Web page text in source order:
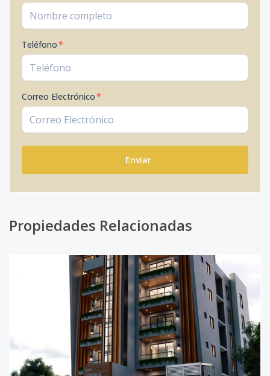
Teléfono*
Correo Electrónico*
Enviar
Propiedades Relacionadas